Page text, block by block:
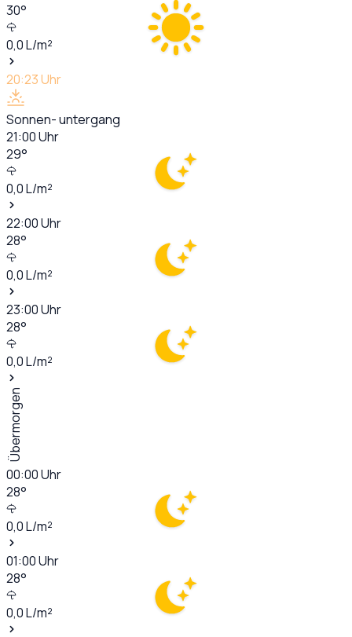
30°
0,0L/m²
20:23Uhr
Sonnen- untergang
21:00Uhr
29°
0,0L/m²
22:00Uhr
28°
0,0L/m²
23:00Uhr
28°
0,0L/m²
Übermorgen
00:00Uhr
28°
0,0L/m²
01:00Uhr
28°
0,0L/m²